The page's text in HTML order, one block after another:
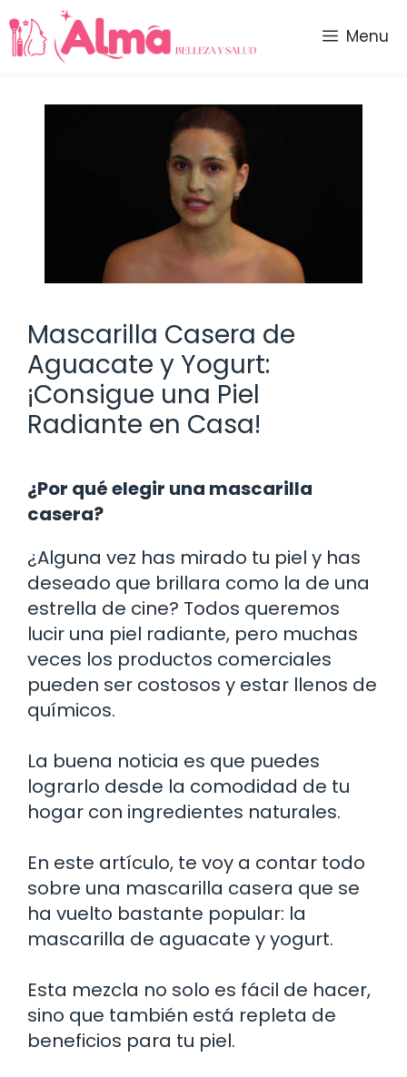
Saltar
al
contenido
Menu
Mascarilla Casera de
Aguacate y Yogurt:
¡Consigue una Piel
Radiante en Casa!
¿Por qué elegir una mascarilla
casera?
¿Alguna vez has mirado tu piel y has
deseado que brillara como la de una
estrella de cine? Todos queremos
lucir una piel radiante, pero muchas
veces los productos comerciales
pueden ser costosos y estar llenos de
químicos.
La buena noticia es que puedes
lograrlo desde la comodidad de tu
hogar con ingredientes naturales.
En este artículo, te voy a contar todo
sobre una mascarilla casera que se
ha vuelto bastante popular: la
mascarilla de aguacate y yogurt.
Esta mezcla no solo es fácil de hacer,
sino que también está repleta de
beneficios para tu piel.